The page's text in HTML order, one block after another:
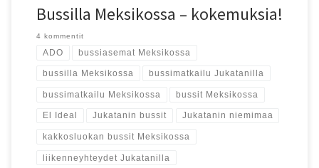
Bussilla Meksikossa – kokemuksia!
4 kommentit
ADO bussiasemat Meksikossa
bussilla Meksikossa bussimatkailu Jukatanilla
bussimatkailu Meksikossa bussit Meksikossa
El Ideal Jukatanin bussit Jukatanin niemimaa
kakkosluokan bussit Meksikossa
liikenneyhteydet Jukatanilla